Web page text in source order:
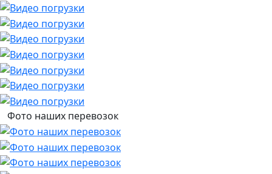
Фото наших перевозок